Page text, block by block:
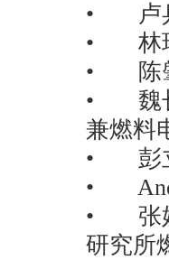
• 卢兵
• 林琦
• 陈肇
• 魏长
兼燃料
• 彭立
•
• 张妍
研究所